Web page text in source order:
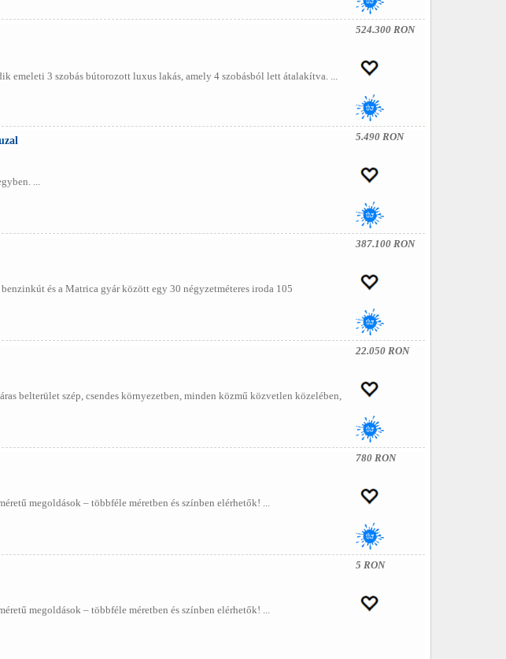
emeleti 3 szobás bútorozott luxus lakás, amely 4 szobásból lett átalakítva. ...
524.300 RON
...
5.490 RON
és a Matrica gyár között egy 30 négyzetméteres iroda 105
387.100 RON
belterület szép, csendes környezetben, minden közmű közvetlen közelében,
22.050 RON
megoldások – többféle méretben és színben elérhetők! ...
780 RON
megoldások – többféle méretben és színben elérhetők! ...
5 RON